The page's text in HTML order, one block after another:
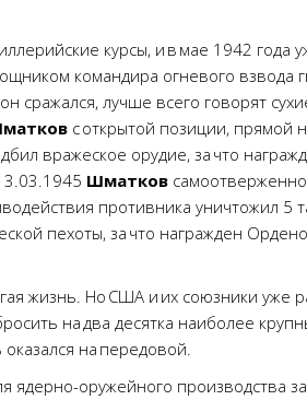
курсы, и в мае 1942 года
командира огневого взвода
сражался, лучше всего говорят
с открытой позиции, прямой
вражеское орудие, за что
Шматков
противника уничтожил 5
пехоты, за что награжден
жизнь. Но США и их союзники уже
на два десятка наиболее
оказался на передовой.
ядерно-оружейного производства